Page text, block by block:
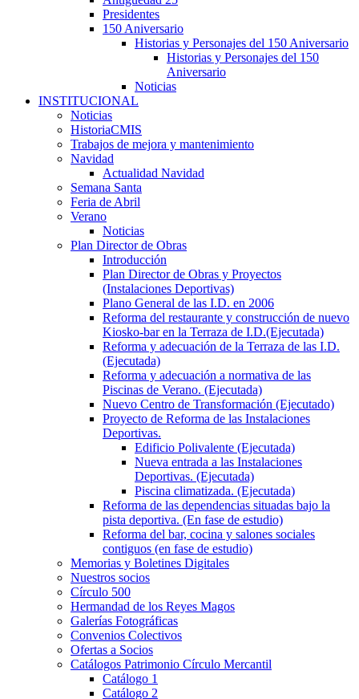
Presidentes
150 Aniversario
Historias y Personajes del 150 Aniversario
Historias y Personajes del 150
Aniversario
Noticias
INSTITUCIONAL
Noticias
HistoriaCMIS
Trabajos de mejora y mantenimiento
Navidad
Actualidad Navidad
Semana Santa
Feria de Abril
Verano
Noticias
Plan Director de Obras
Introducción
Plan Director de Obras y Proyectos
(Instalaciones Deportivas)
Plano General de las I.D. en 2006
Reforma del restaurante y construcción de nuevo
Kiosko-bar en la Terraza de I.D.(Ejecutada)
Reforma y adecuación de la Terraza de las I.D.
(Ejecutada)
Reforma y adecuación a normativa de las
Piscinas de Verano. (Ejecutada)
Nuevo Centro de Transformación (Ejecutado)
Proyecto de Reforma de las Instalaciones
Deportivas.
Edificio Polivalente (Ejecutada)
Nueva entrada a las Instalaciones
Deportivas. (Ejecutada)
Piscina climatizada. (Ejecutada)
Reforma de las dependencias situadas bajo la
pista deportiva. (En fase de estudio)
Reforma del bar, cocina y salones sociales
contiguos (en fase de estudio)
Memorias y Boletines Digitales
Nuestros socios
Círculo 500
Hermandad de los Reyes Magos
Galerías Fotográficas
Convenios Colectivos
Ofertas a Socios
Catálogos Patrimonio Círculo Mercantil
Catálogo 1
Catálogo 2